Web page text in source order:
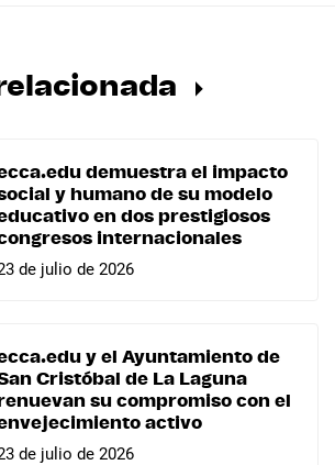
demuestra el impacto
y humano de su modelo
en dos prestigiosos
internacionales
de julio de 2026
y el Ayuntamiento de
Cristóbal de La Laguna
su compromiso con el
activo
de julio de 2026